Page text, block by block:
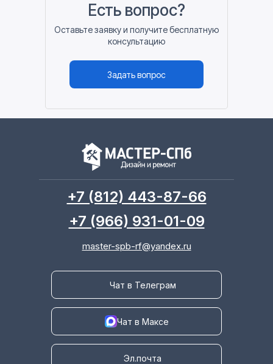
Есть вопрос?
Оставьте заявку и получите бесплатную
консультацию
Задать вопрос
master-spb-rf@yandex.ru
+7 (812) 443-87-66
+7 (966) 931-01-09
Чат в Телеграм
Чат в Максе
Эл.почта